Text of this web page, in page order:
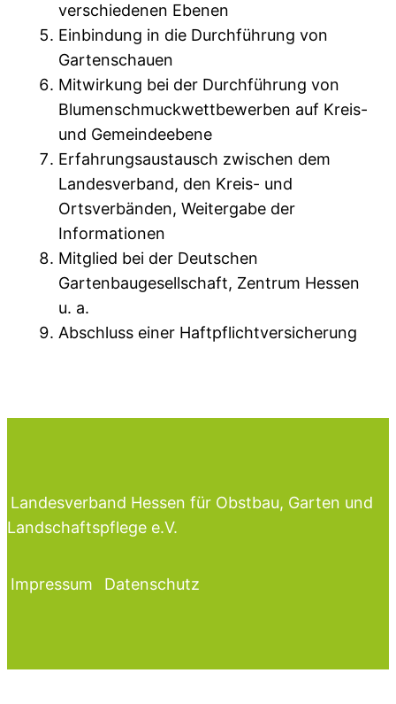
verschiedenen Ebenen
Einbindung in die Durchführung von
Gartenschauen
Mitwirkung bei der Durchführung von
Blumenschmuckwettbewerben auf Kreis-
und Gemeindeebene
Erfahrungsaustausch zwischen dem
Landesverband, den Kreis- und
Ortsverbänden, Weitergabe der
Informationen
Mitglied bei der Deutschen
Gartenbaugesellschaft, Zentrum Hessen
u. a.
Abschluss einer Haftpflichtversicherung
Landesverband Hessen für Obstbau, Garten und
Landschaftspflege e.V.
Impressum Datenschutz